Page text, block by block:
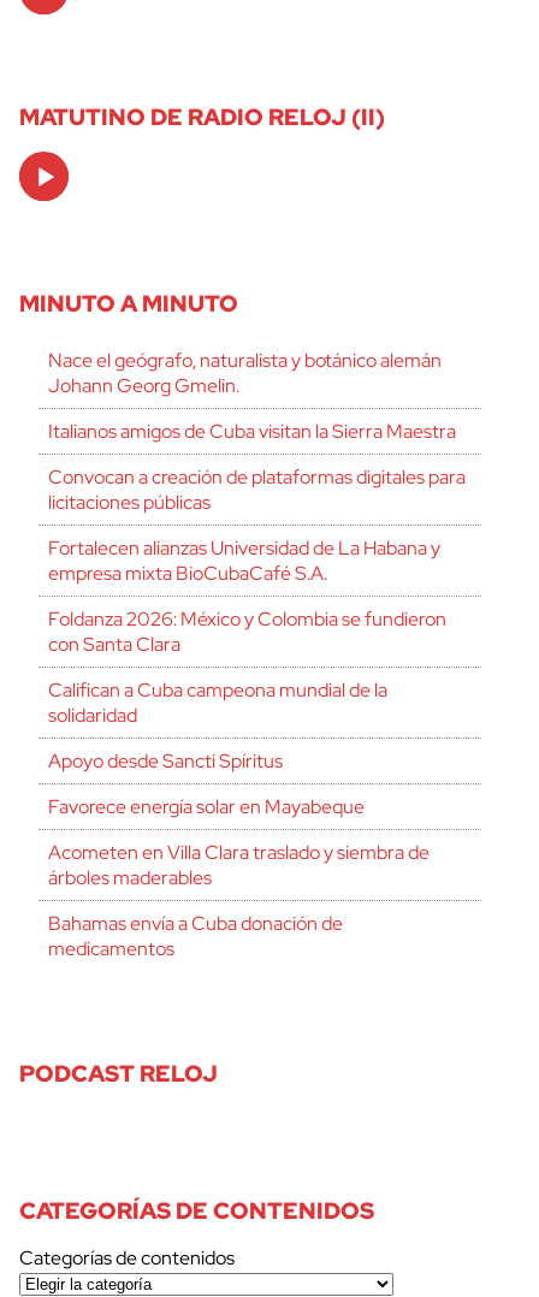
MATUTINO DE RADIO RELOJ (II)
Audio
Player
MINUTO A MINUTO
Nace el geógrafo, naturalista y botánico alemán
Johann Georg Gmelin.
Italianos amigos de Cuba visitan la Sierra Maestra
Convocan a creación de plataformas digitales para
licitaciones públicas
Fortalecen alianzas Universidad de La Habana y
empresa mixta BioCubaCafé S.A.
Foldanza 2026: México y Colombia se fundieron
con Santa Clara
Califican a Cuba campeona mundial de la
solidaridad
Apoyo desde Sancti Spíritus
Favorece energía solar en Mayabeque
Acometen en Villa Clara traslado y siembra de
árboles maderables
Bahamas envía a Cuba donación de
medicamentos
PODCAST RELOJ
CATEGORÍAS DE CONTENIDOS
Categorías de contenidos